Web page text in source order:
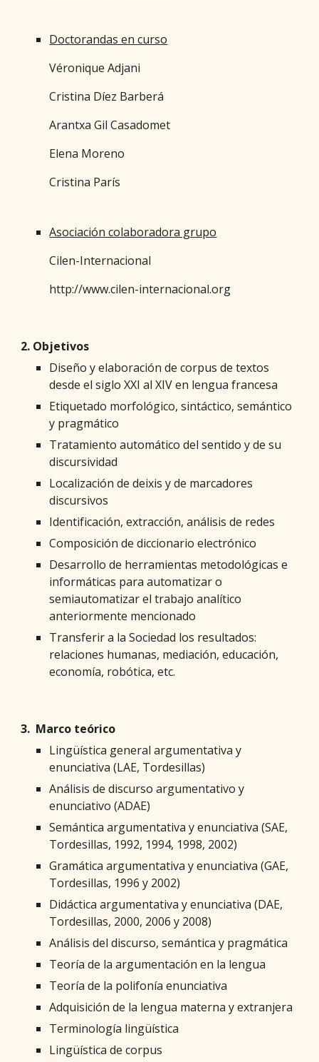
Doctorandas en curso
Véronique Adjani
Cristina Díez Barberá
Arantxa Gil Casadomet
Elena Moreno
Cristina París
Asociación colaboradora grupo
Cilen-Internacional
http://www.cilen-internacional.org
2. Objetivos
Diseño y elaboración de corpus de textos
desde el siglo XXI al XIV en lengua francesa
Etiquetado morfológico, sintáctico, semántico
y pragmático
Tratamiento automático del sentido y de su
discursividad
Localización de deixis y de marcadores
discursivos
Identificación, extracción, análisis de redes
Composición de diccionario electrónico
Desarrollo de herramientas metodológicas e
informáticas para automatizar o
semiautomatizar el trabajo analítico
anteriormente mencionado
Transferir a la Sociedad los resultados:
relaciones humanas, mediación, educación,
economía, robótica, etc.
3. Marco teórico
Lingüística general argumentativa y
enunciativa (LAE, Tordesillas)
Análisis de discurso argumentativo y
enunciativo (ADAE)
Semántica argumentativa y enunciativa (SAE,
Tordesillas, 1992, 1994, 1998, 2002)
Gramática argumentativa y enunciativa (GAE,
Tordesillas, 1996 y 2002)
Didáctica argumentativa y enunciativa (DAE,
Tordesillas, 2000, 2006 y 2008)
Análisis del discurso, semántica y pragmática
Teoría de la argumentación en la lengua
Teoría de la polifonía enunciativa
Adquisición de la lengua materna y extranjera
Terminología lingüística
Lingüística de corpus